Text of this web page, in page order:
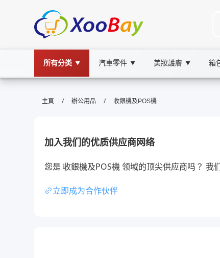
所有分类 ▼ 汽車零件 ▼ 美妝護膚 ▼ 箱
收銀機及POS機 | XOOBAY
主頁 / 辦公用品 / 收銀機及POS機
加入我们的优质供应商网络
您是 收銀機及POS機 领域的顶尖供应商吗？ 我
立即成为合作伙伴